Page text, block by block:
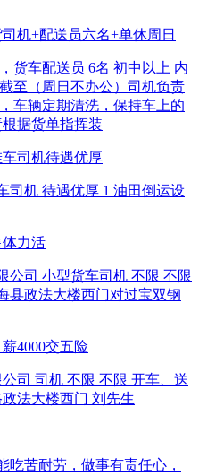
机+配送员六名+单休周日
货车配送员 6名 初中以上 内
至（周日不办公）司机负责
车辆定期清洗，保持车上的
据货单指挥装
司机待遇优厚
司机 待遇优厚 1 油田倒运设
体力活
公司 小型货车司机 不限 不限
县政法大楼西门对过宝双钢
4000交五险
司 司机 不限 不限 开车、送
法大楼西门 刘先生
吃苦耐劳，做事有责任心，